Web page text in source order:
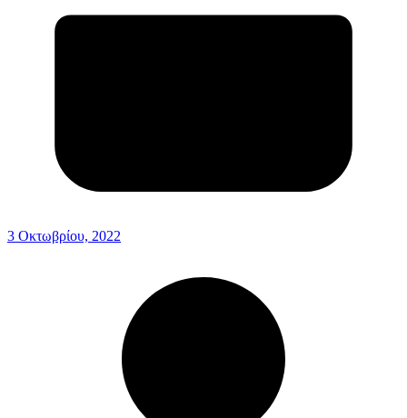
3 Οκτωβρίου, 2022